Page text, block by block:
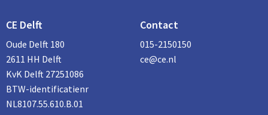
CE Delft
Oude Delft 180
2611 HH Delft
KvK Delft 27251086
BTW-identificatienr
NL8107.55.610.B.01
Contact
015-2150150
ce@ce.nl